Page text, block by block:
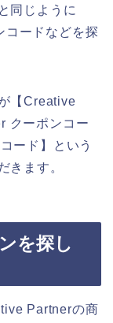
同じように
ードなどを探
【Creative
クーポンコー
ード】という
きます。
を探し
Partnerの商